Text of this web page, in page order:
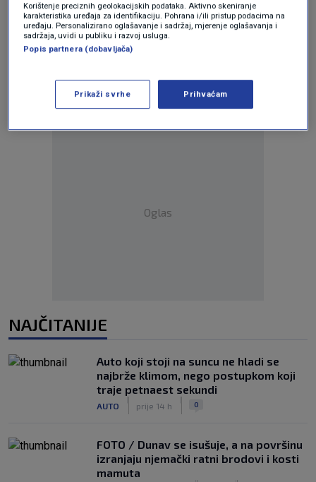
Oglas
Oglas
NAJČITANIJE
Auto koji stoji na suncu ne hladi se
najbrže klimom, nego postupkom koji
traje petnaest sekundi
AUTO prije 14 h 0
FOTO / Dunav se isušuje, a na površinu
izranjaju njemački ratni brodovi i kosti
mamuta
Korištenje preciznih geolokacijskih podataka. Aktivno skeniranje
karakteristika uređaja za identifikaciju. Pohrana i/ili pristup podacima na
uređaju. Personalizirano oglašavanje i sadržaj, mjerenje oglašavanja i
sadržaja, uvidi u publiku i razvoj usluga.
Popis partnera (dobavljača)
Prikaži svrhe Prihvaćam